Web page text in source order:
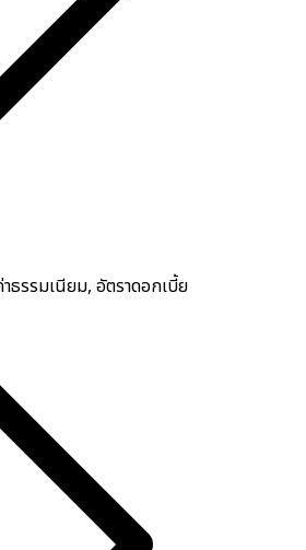
รรมเนียม, อัตราดอกเบี้ย